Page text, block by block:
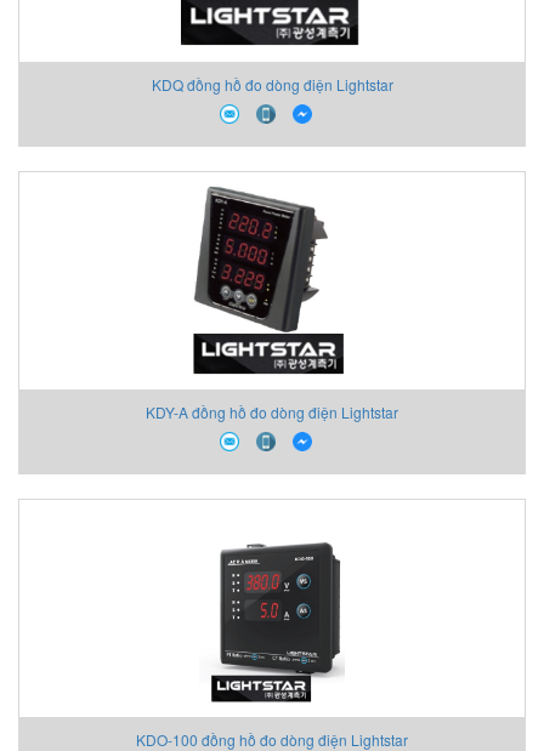
KDQ đồng hồ đo dòng điện Lightstar
KDY-A đồng hồ đo dòng điện Lightstar
KDO-100 đồng hồ đo dòng điện Lightstar